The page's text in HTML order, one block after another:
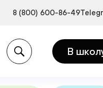
8 (800) 600-86-49
В